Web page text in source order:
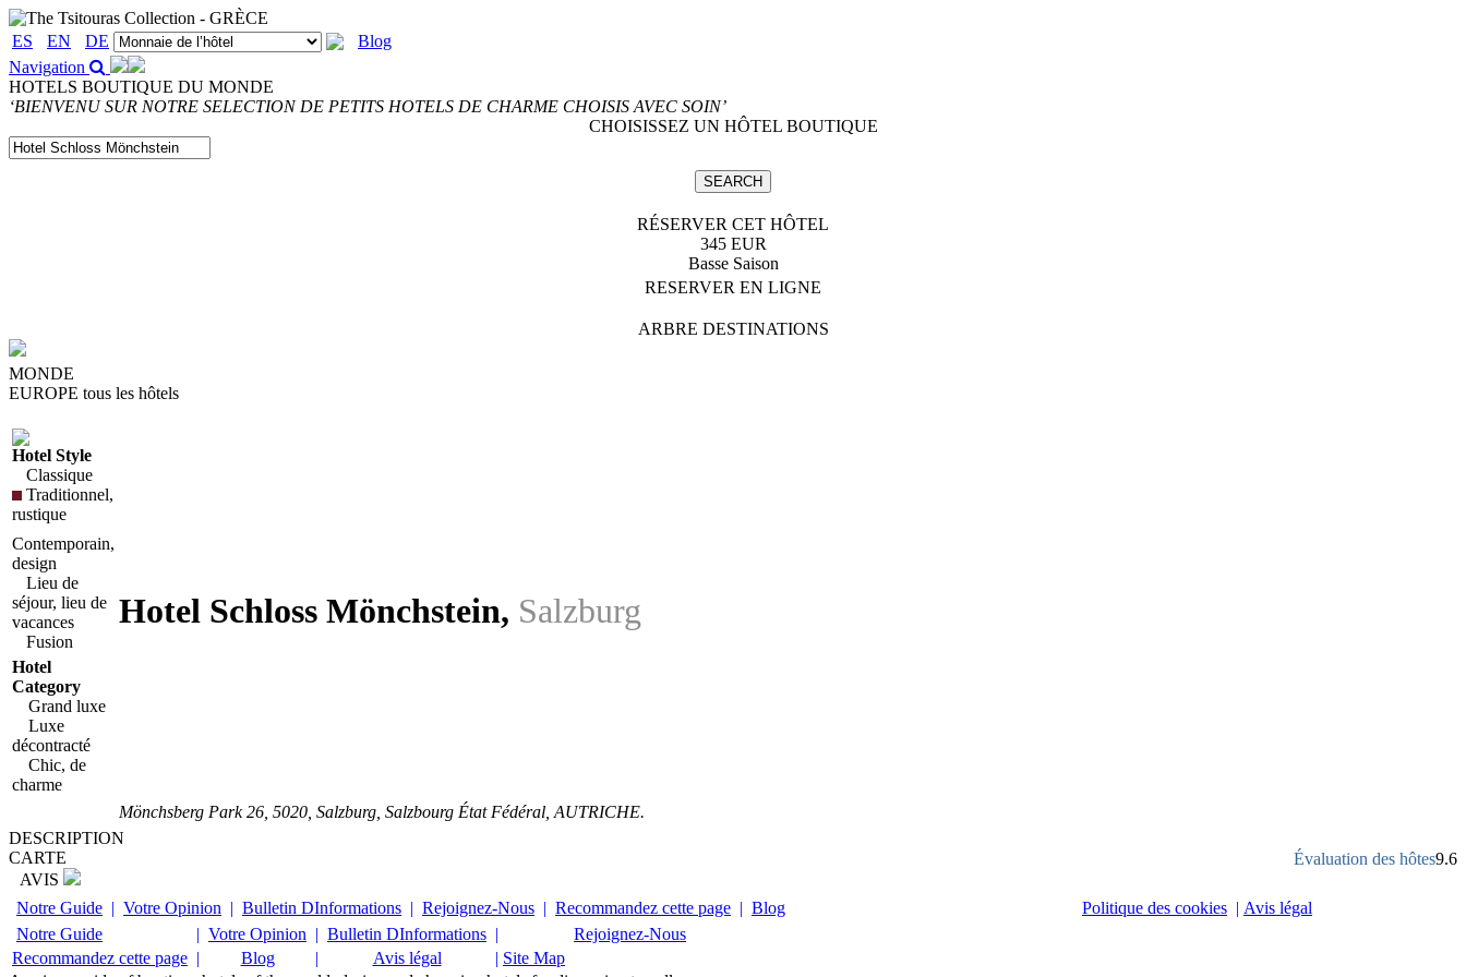
ES EN DE
Blog
Navigation
HOTELS BOUTIQUE DU MONDE
‘BIENVENU SUR NOTRE SELECTION DE PETITS HOTELS DE CHARME CHOISIS AVEC SOIN’
CHOISISSEZ UN HÔTEL BOUTIQUE
RÉSERVER CET HÔTEL
345 EUR
Basse Saison
RESERVER EN LIGNE
ARBRE DESTINATIONS
MONDE
EUROPE tous les hôtels
Hotel Style
Classique
Traditionnel,
rustique
Contemporain,
design
Lieu de
séjour, lieu de
vacances
Fusion
Hotel
Category
Grand luxe
Luxe
décontracté
Chic, de
charme
Hotel Schloss Mönchstein, Salzburg
Mönchsberg Park 26 5020 , Salzburg, Salzbourg État Fédéral AUTRICHE.
Évaluation des hôtes9.6
DESCRIPTION
CARTE
AVIS
Notre Guide | Votre Opinion | Bulletin DInformations | Rejoignez-Nous | Recommandez cette page | Blog Politique des cookies | Avis légal
Notre Guide
| Votre Opinion | Bulletin DInformations |
Rejoignez-Nous
Recommandez cette page | Blog | Avis légal | Site Map